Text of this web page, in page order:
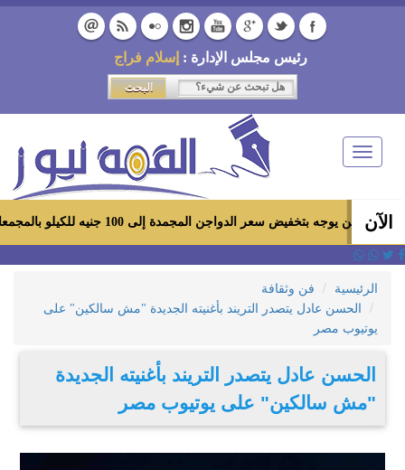
رئيس مجلس الإدارة : إسلام فراج
Toggle
navigation
الآن
بتخفيض سعر الدواجن المجمدة إلى 100 جنيه للكيلو بالمجمعات الاستهلاكية ومعارض «أهلاً رمضان»
الرئيسية
فن وثقافة
الحسن عادل يتصدر التريند بأغنيته الجديدة "مش سالكين" على
يوتيوب مصر
الحسن عادل يتصدر التريند بأغنيته الجديدة
"مش سالكين" على يوتيوب مصر